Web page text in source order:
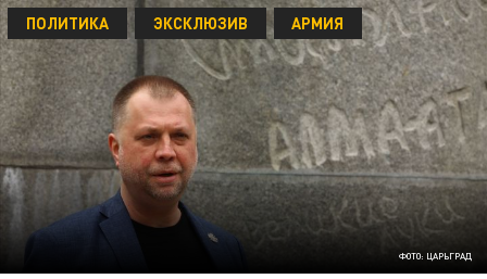
ФОТО: ЦАРЬГРАД
ПОЛИТИКА ЭКСКЛЮЗИВ АРМИЯ